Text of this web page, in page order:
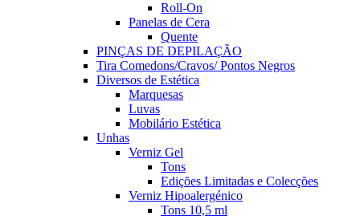
Roll-On
Panelas de Cera
Quente
PINÇAS DE DEPILAÇÃO
Tira Comedons/Cravos/ Pontos Negros
Diversos de Estética
Marquesas
Luvas
Mobilário Estética
Unhas
Verniz Gel
Tons
Edições Limitadas e Colecções
Verniz Hipoalergénico
Tons 10,5 ml